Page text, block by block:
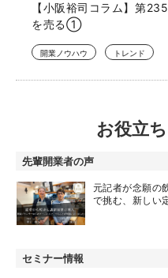
【小阪裕司コラム】第
を売る①
開業ノウハウ トレンド
お役立
先輩開業者の声
元記者が念願の
で挑む、新しい
セミナー情報